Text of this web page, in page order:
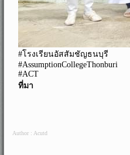
#โรงเรียนอัสสัมชัญธนบุรี
#AssumptionCollegeThonburi
#ACT
ที่มา
Author : Acutd